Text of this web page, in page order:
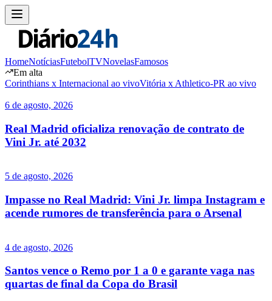
HomeNotíciasFutebolTVNovelasFamosos
Em alta
Corinthians x Internacional ao vivoVitória x Athletico-PR ao vivo
6 de agosto, 2026
Real Madrid oficializa renovação de contrato de
Vini Jr. até 2032
5 de agosto, 2026
Impasse no Real Madrid: Vini Jr. limpa Instagram e
acende rumores de transferência para o Arsenal
4 de agosto, 2026
Santos vence o Remo por 1 a 0 e garante vaga nas
quartas de final da Copa do Brasil